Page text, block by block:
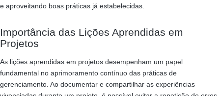
e aproveitando boas práticas já estabelecidas.
Importância das Lições Aprendidas em
Projetos
As lições aprendidas em projetos desempenham um papel
fundamental no aprimoramento contínuo das práticas de
gerenciamento. Ao documentar e compartilhar as experiências